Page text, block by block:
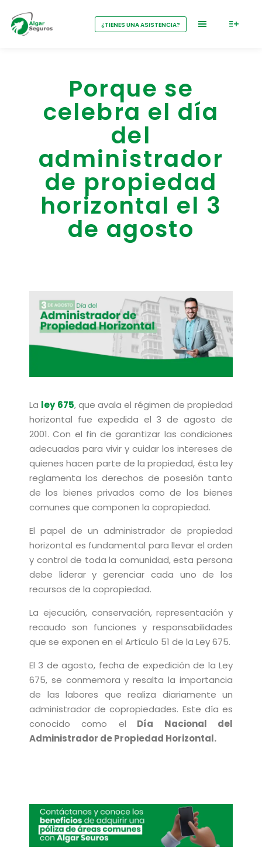
¿TIENES UNA ASISTENCIA?
Porque se
celebra el día
del
administrador
de propiedad
horizontal el 3
de agosto
La ley 675, que avala el régimen de propiedad
horizontal fue expedida el 3 de agosto de
2001. Con el fin de garantizar las condiciones
adecuadas para vivir y cuidar los intereses de
quienes hacen parte de la propiedad, ésta ley
reglamenta los derechos de posesión tanto
de los bienes privados como de los bienes
comunes que componen la copropiedad.
El papel de un administrador de propiedad
horizontal es fundamental para llevar el orden
y control de toda la comunidad, esta persona
debe liderar y gerenciar cada uno de los
recursos de la copropiedad.
La ejecución, conservación, representación y
recaudo son funciones y responsabilidades
que se exponen en el Artículo 51 de la Ley 675.
El 3 de agosto, fecha de expedición de la Ley
675, se conmemora y resalta la importancia
de las labores que realiza diariamente un
administrador de copropiedades. Este día es
conocido como el
Día Nacional del
Administrador de Propiedad Horizontal.